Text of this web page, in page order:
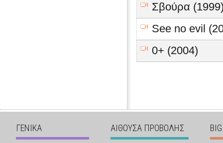
Σβούρα
See no evil
0+ (2004)
ΓΕΝΙΚΑ ΑΙΘΟΥΣΑ ΠΡΟΒΟΛΗΣ